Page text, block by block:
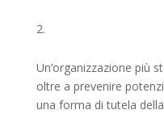
Un’organizzazione più
oltre a prevenire
una forma di tutela